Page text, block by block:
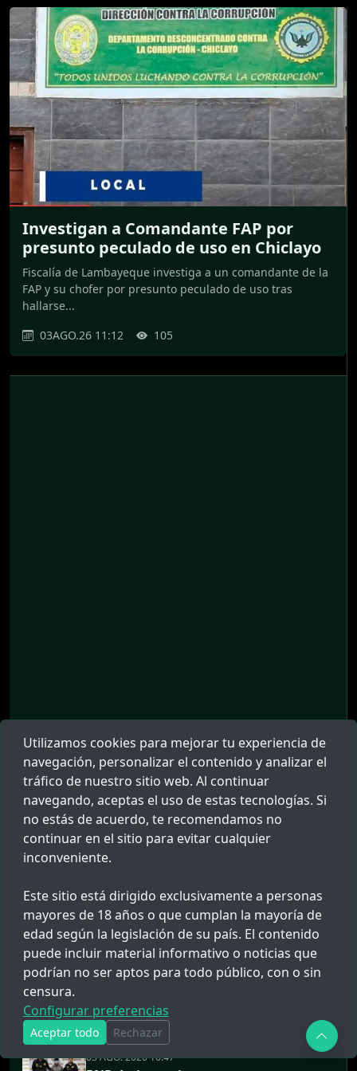
Investigan a Comandante FAP por
presunto peculado de uso en Chiclayo
Fiscalía de Lambayeque investiga a un comandante de la
FAP y su chofer por presunto peculado de uso tras
hallarse...
03AGO.26 11:12
105
03 AGO. 2026 11:12
Investigan a Comandante FAP por
presunto peculado de uso en Chiclayo
Cayma: Investigan presunto ataque de
extorsionador contra vivienda
03 AGO. 2026 10:10
Accidente en Yungay: Persona
Áncash
03 AGO. 2026 10:47
Utilizamos cookies para mejorar tu experiencia de
navegación, personalizar el contenido y analizar el
tráfico de nuestro sitio web. Al continuar
navegando, aceptas el uso de estas tecnologías. Si
no estás de acuerdo, te recomendamos no
continuar en el sitio para evitar cualquier
inconveniente.
Este sitio está dirigido exclusivamente a personas
mayores de 18 años o que cumplan la mayoría de
edad según la legislación de su país. El contenido
puede incluir material informativo o noticias que
podrían no ser aptos para todo público, con o sin
censura.
Configurar preferencias
Aceptar todo Rechazar